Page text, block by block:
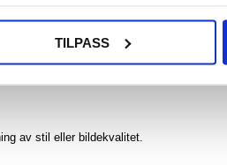
TILPASS
av stil eller bildekvalitet.